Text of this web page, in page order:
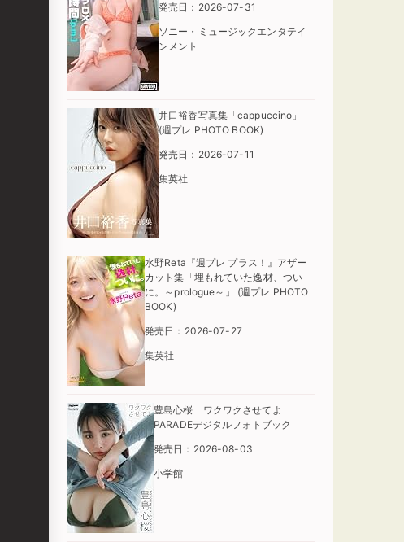
発売日：2026-07-31
ソニー・ミュージックエンタテイ
ンメント
井口裕香写真集「cappuccino」
(週プレ PHOTO BOOK)
発売日：2026-07-11
集英社
水野Reta『週プレ プラス！』アザー
カット集「埋もれていた逸材、つい
に。～prologue～」 (週プレ PHOTO
BOOK)
発売日：2026-07-27
集英社
豊島心桜 ワクワクさせてよ
PARADEデジタルフォトブック
発売日：2026-08-03
小学館